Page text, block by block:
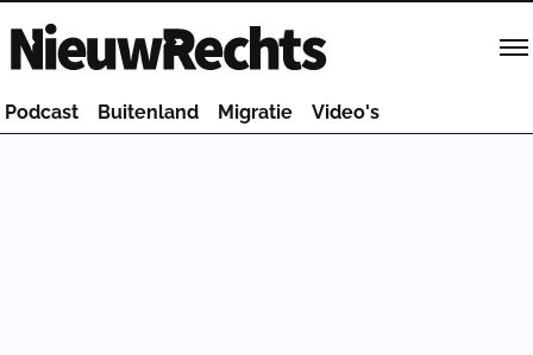
Homepage van NieuwRechts
Podcast Buitenland Migratie Video's